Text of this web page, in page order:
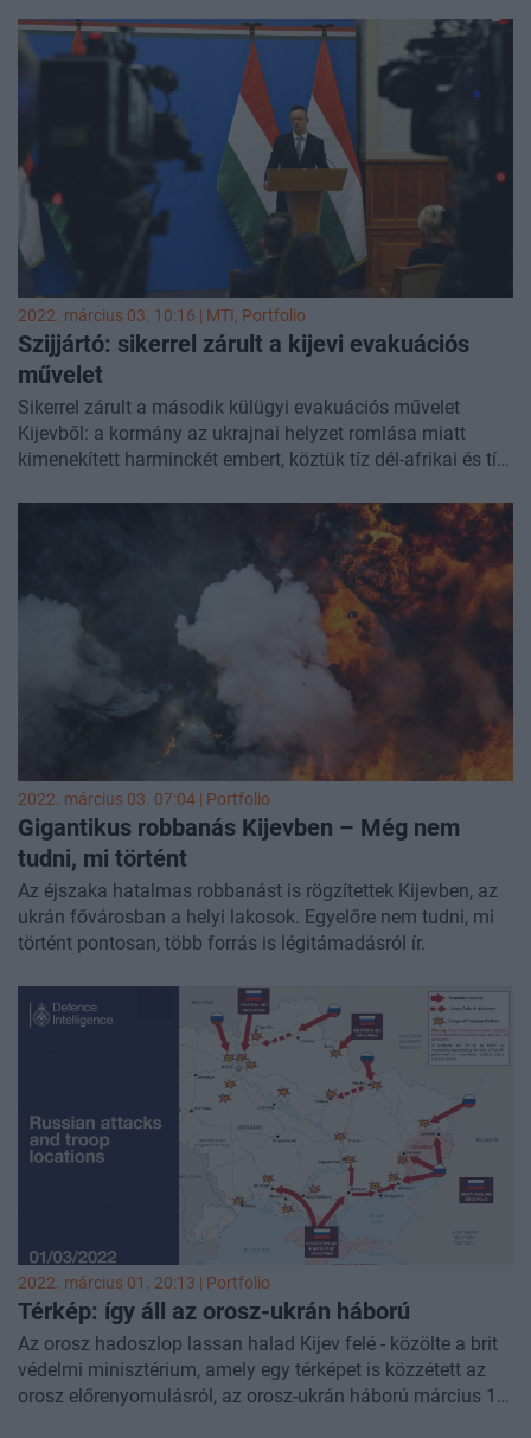
A Kijev felé induló hatalmas katonai konvoj várakozik,
Harkov pedig egyre durvább tüzérségi tűz alatt áll. Szumit,
Csernihivet még mindig nem sikerült bevenni. Így áll a
frontvonal csütörtök délelőtt.
2022. március 03. 10:16 | MTI, Portfolio
Szijjártó: sikerrel zárult a kijevi evakuációs
művelet
Sikerrel zárult a második külügyi evakuációs művelet
Kijevből: a kormány az ukrajnai helyzet romlása miatt
kimenekített harminckét embert, köztük tíz dél-afrikai és tíz
csütörtökön Szijjártó Péter külgazdasági és
2022. március 03. 07:04 | Portfolio
Gigantikus robbanás Kijevben – Még nem
tudni, mi történt
Az éjszaka hatalmas robbanást is rögzítettek Kijevben, az
ukrán fővárosban a helyi lakosok. Egyelőre nem tudni, mi
történt pontosan, több forrás is légitámadásról ír.
2022. március 01. 20:13 | Portfolio
Térkép: így áll az orosz-ukrán háború
Az orosz hadoszlop lassan halad Kijev felé - közölte a brit
védelmi minisztérium, amely egy térképet is közzétett az
orosz előrenyomulásról, az orosz-ukrán háború március 1-i